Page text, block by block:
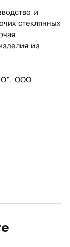
и
стеклянных
из
ООО